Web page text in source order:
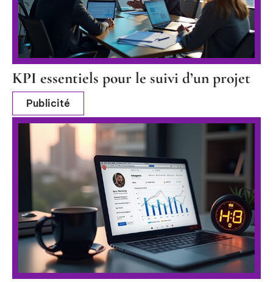
KPI essentiels pour le suivi d’un projet
Publicité